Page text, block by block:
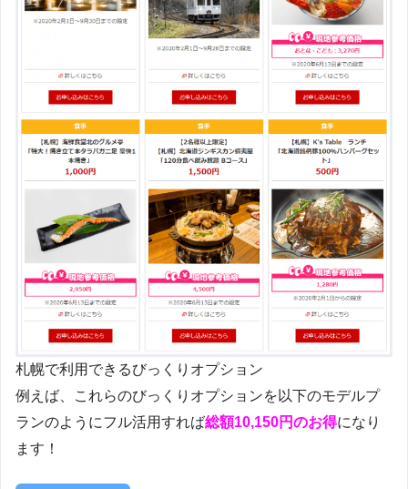
札幌で利用できるびっくりオプション
例えば、これらのびっくりオプションを以下のモデルプ
ランのようにフル活用すれば総額10,150円のお得になり
ます！